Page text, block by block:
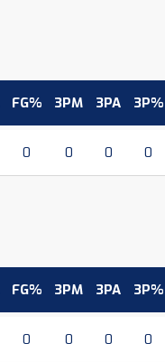
FG% 3PM 3PA 3P%
0 0 0 0
FG% 3PM 3PA 3P%
0 0 0 0